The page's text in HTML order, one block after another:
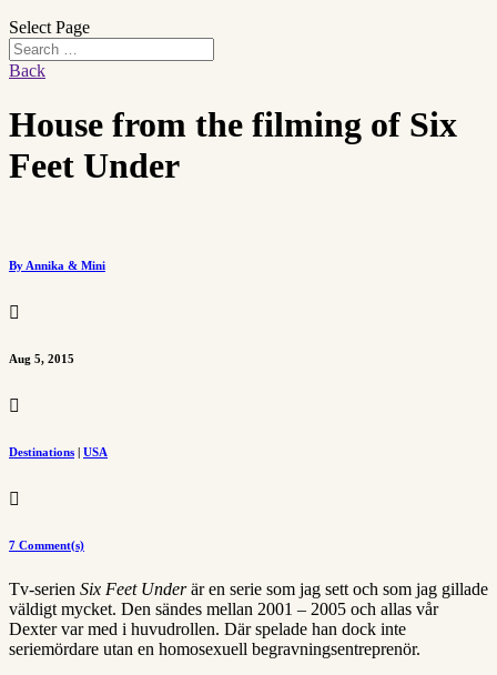
Select Page
Back
House from the filming of Six
Feet Under
By Annika & Mini

Aug 5, 2015

Destinations | USA

7 Comment(s)
Tv-serien Six Feet Underär en serie som jag sett och som jag gillade
väldigt mycket. Den sändes mellan 2001 – 2005 och allas vår
Dexter var med i huvudrollen. Där spelade han dock inte
seriemördare utan en homosexuell begravningsentreprenör.